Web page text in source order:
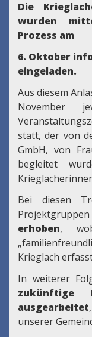
Die
wurden
Prozess am
6. Oktober
eingeladen.
Aus diesem
November
statt, der von
GmbH, von
begleitet
Bei diesen
erhoben,
Krieglach
In weiterer
zukünftige
ausgearbeitet
unserer